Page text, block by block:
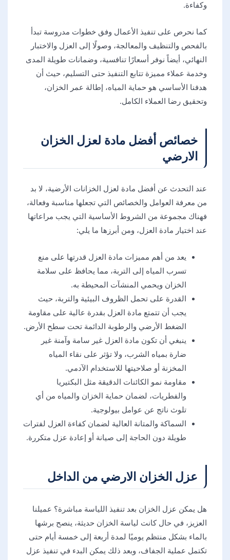
وكفاءة.
كما نحرص على تنفيذ الأعمال وفق خطوات مدروسة تبدأ
بالفحص والتنظيف والمعالجة، وصولًا إلى العزل والاختبار
النهائي، أيضاً نوفر أسعارًا تنافسية، وضمانات طويلة المدى
وخدمة عملاء مميزة تتابع التنفيذ حتى التسليم، حيث أن
هدفنا الأساسي هو حماية المياه، إطالة عمر الخزان،
وتحقيق رضا العملاء الكامل.
خصائص أفضل مادة لعزل الخزان
الارضي
عند التحدث عن أفضل مادة لعزل الخزانات الأرضية، لا بد
من معرفة العوامل والخصائص التي تجعلها مناسبة وفعالة،
فهناك مجموعة من الشروط الأساسية التي يجب مراعاتها
عند اختيار مادة العزل، ومن أبرزها ما يلي:
يعد من أهم مميزات مادة العزل قدرتها على منع
تسرب المياه إلى التربة، مما يحافظ على سلامة
الخزان ويحمي المنشآت المحيطة به.
القدرة على تحمل الظروف البيئية والتربة، حيث
يجب أن تتمتع مادة العزل بقدرة عالية على مقاومة
الضغط الأرضي والرطوبة الدائمة تحت سطح الأرض.
ينبغي أن تكون مادة العزل غير سامة وآمنة غير
ضارة بمياه الشرب، ولا تؤثر على نقاء المياه
المخزنة أو صلاحيتها للاستخدام الآدمي.
مقاومة نمو الكائنات الدقيقة مثل البكتيريا
والفطريات، لضمان حماية الخزان والمياه من أي
تلوث ناتج عن عوامل بيولوجية.
السماكة والمتانة العالية لضمان كفاءة العزل لفترات
طويلة دون الحاجة إلى صيانة أو إعادة عزل متكررة.
عزل الخزان الارضي من الداخل
هل يمكن عزل الخزان بعد تنفيذ اللياسة مباشرة؟ عميلنا
العزيز، في حال كانت لياسة الخزان حديثة، ينصح برشها
بالماء بشكل منتظم يوميًا لمدة أربعة إلى خمسة أيام حتى
تكتمل عملية الجفاف، وبعد ذلك يمكن البدء في تنفيذ عزل